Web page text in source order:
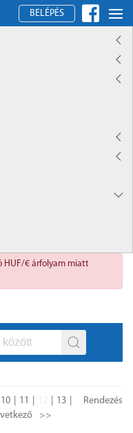
BELÉPÉS
HUF/€ árfolyam miatt
10 11
13
>>
Rendezés